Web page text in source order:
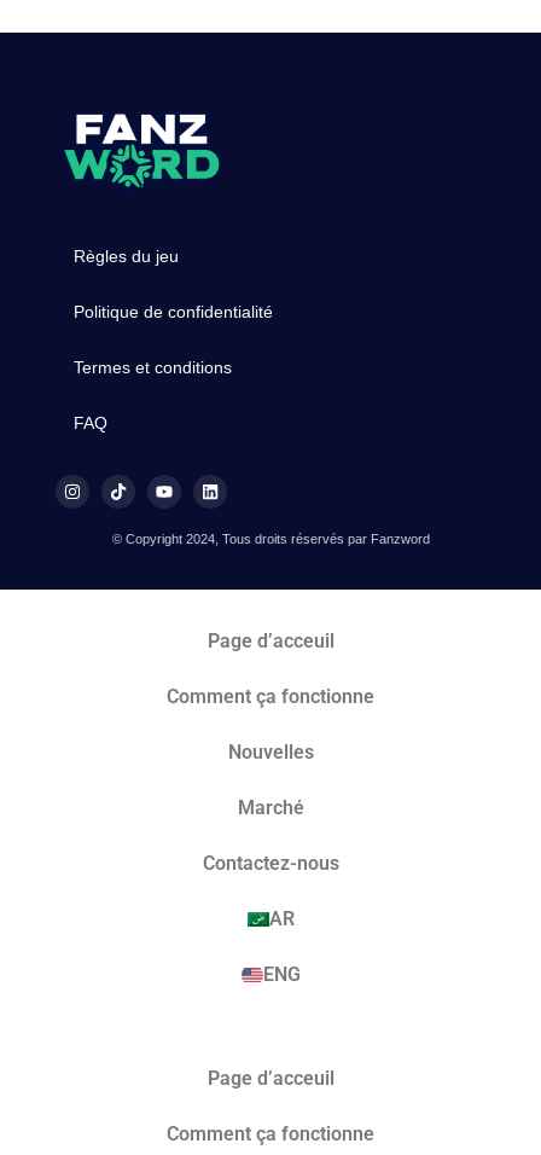
Règles du jeu
Politique de confidentialité
Termes et conditions
FAQ
© Copyright 2024, Tous droits réservés par Fanzword
Page d’acceuil
Comment ça fonctionne
Nouvelles
Marché​
Contactez-nous
AR
ENG
Page d’acceuil
Comment ça fonctionne